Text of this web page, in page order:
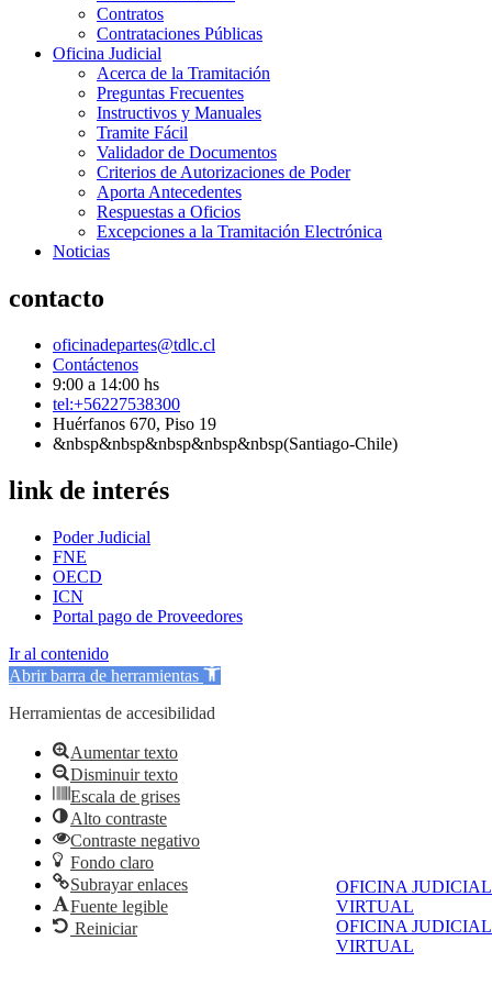
OFICINA JUDICIAL
VIRTUAL
OFICINA JUDICIAL
VIRTUAL
Contratos
Contrataciones Públicas
Oficina Judicial
Acerca de la Tramitación
Preguntas Frecuentes
Instructivos y Manuales
Tramite Fácil
Validador de Documentos
Criterios de Autorizaciones de Poder
Aporta Antecedentes
Respuestas a Oficios
Excepciones a la Tramitación Electrónica
Noticias
contacto
oficinadepartes@tdlc.cl
Contáctenos
9:00 a 14:00 hs
tel:+56227538300
Huérfanos 670, Piso 19
&nbsp&nbsp&nbsp&nbsp&nbsp(Santiago-Chile)
link de interés
Poder Judicial
FNE
OECD
ICN
Portal pago de Proveedores
Ir al contenido
Abrir barra de herramientas
Herramientas de accesibilidad
Aumentar texto
Disminuir texto
Escala de grises
Alto contraste
Contraste negativo
Fondo claro
Subrayar enlaces
Fuente legible
Reiniciar